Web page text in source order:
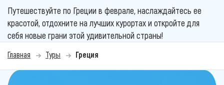
Путешествуйте по Греции в феврале, наслаждайтесь ее
красотой, отдохните на лучших курортах и откройте для
себя новые грани этой удивительной страны!
Главная Туры Греция